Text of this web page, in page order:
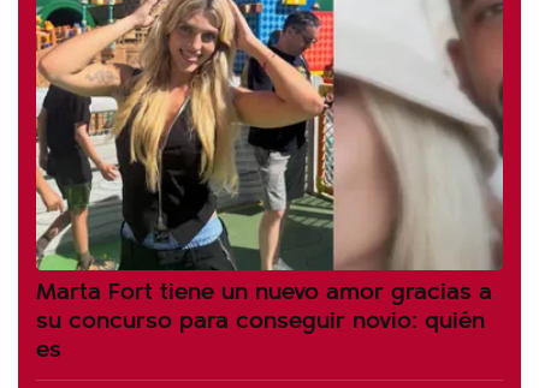
Marta Fort tiene un nuevo amor gracias a
su concurso para conseguir novio: quién
es